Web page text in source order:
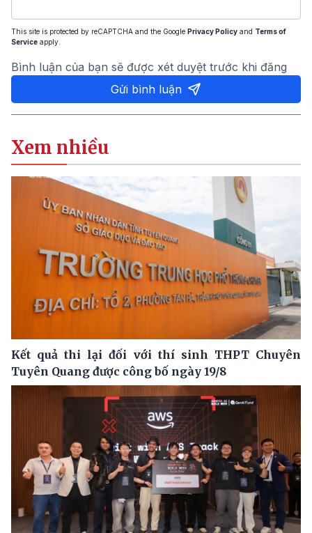
This site is protected by reCAPTCHA and the Google Privacy Policy and Terms of
Service apply.
Bình luận của bạn sẽ được xét duyệt trước khi đăng
Gửi bình luận
Xem nhiều
Kết quả thi lại đối với thí sinh THPT Chuyên
Tuyên Quang được công bố ngày 19/8